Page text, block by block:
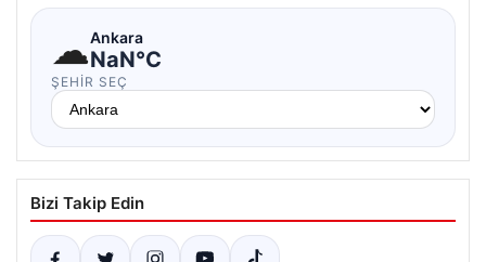
☁Ankara
NaN°C
ŞEHIR SEÇ
Bizi Takip Edin